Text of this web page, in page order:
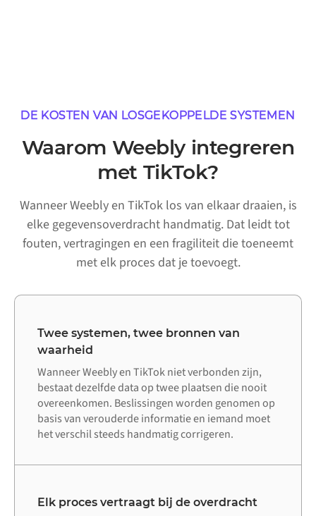
DE KOSTEN VAN LOSGEKOPPELDE SYSTEMEN
Waarom Weebly integreren
met TikTok?
Wanneer Weebly en TikTok los van elkaar draaien, is
elke gegevensoverdracht handmatig. Dat leidt tot
fouten, vertragingen en een fragiliteit die toeneemt
met elk proces dat je toevoegt.
Twee systemen, twee bronnen van
waarheid
Wanneer Weebly en TikTok niet verbonden zijn,
bestaat dezelfde data op twee plaatsen die nooit
overeenkomen. Beslissingen worden genomen op
basis van verouderde informatie en iemand moet
het verschil steeds handmatig corrigeren.
Elk proces vertraagt bij de overdracht